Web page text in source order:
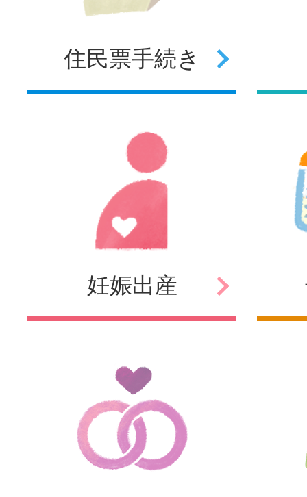
住民票手続き
妊娠出産